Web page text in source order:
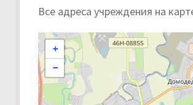
Все адреса учреждения на
+
−